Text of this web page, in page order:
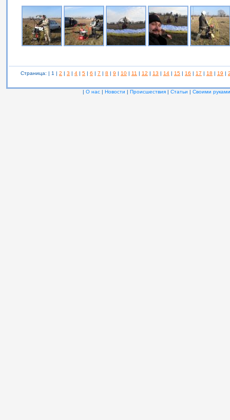
Страница: | 1 | 2 | 3 | 4 | 5 | 6 | 7 | 8 | 9 | 10 | 11 | 12 | 13 | 14 | 15 | 16 | 17 | 18 | 19 |
| О нас | Новости | Происшествия | Статьи | Своими руками